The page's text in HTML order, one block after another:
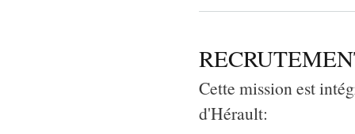
Cette mission est
d'Hérault: